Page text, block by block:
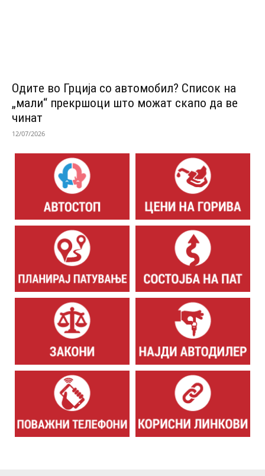
Одитe во Грција со автомобил? Список на
„мали“ прекршоци што можат скапо да ве
чинат
12/07/2026